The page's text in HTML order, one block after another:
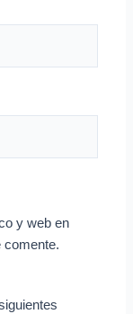
y web en
comente.